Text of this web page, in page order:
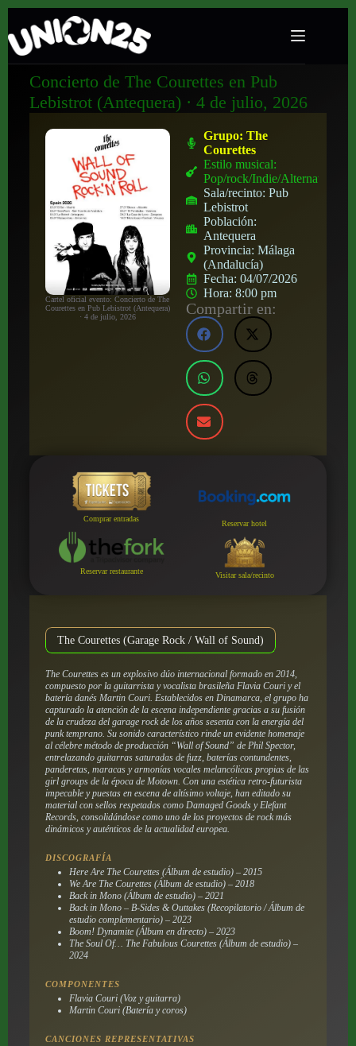
Concierto de The Courettes en Pub
Lebistrot (Antequera) · 4 de julio, 2026
Cartel oficial evento: Concierto de The
Courettes en Pub Lebistrot (Antequera)
· 4 de julio, 2026
Grupo:The
Courettes
Estilo musical:
Pop/rock/Indie/Alternativo
Sala/recinto:Pub
Lebistrot
Población:
Antequera
Provincia:Málaga
(Andalucía)
Fecha:04/07/2026
Hora:8:00 pm
Compartir en:
Comprar entradas
Reservar hotel
Reservar restaurante Visitar sala/recinto
The Courettes (Garage Rock / Wall of Sound)
The Courettes es un explosivo dúo internacional formado en 2014,
compuesto por la guitarrista y vocalista brasileña Flavia Couri y el
batería danés Martin Couri. Establecidos en Dinamarca, el grupo ha
capturado la atención de la escena independiente gracias a su fusión
de la crudeza del garage rock de los años sesenta con la energía del
punk temprano. Su sonido característico rinde un evidente homenaje
al célebre método de producción “Wall of Sound” de Phil Spector,
entrelazando guitarras saturadas de fuzz, baterías contundentes,
panderetas, maracas y armonías vocales melancólicas propias de las
girl groupsde la época de Motown. Con una estética retro-futurista
impecable y puestas en escena de altísimo voltaje, han editado su
material con sellos respetados como Damaged Goods y Elefant
Records, consolidándose como uno de los proyectos de rock más
dinámicos y auténticos de la actualidad europea.
DISCOGRAFÍA
Here Are The Courettes(Álbum de estudio) – 2015
We Are The Courettes(Álbum de estudio) – 2018
Back in Mono(Álbum de estudio) – 2021
Back in Mono – B-Sides & Outtakes(Recopilatorio / Álbum de
estudio complementario) – 2023
Boom! Dynamite(Álbum en directo) – 2023
The Soul Of… The Fabulous Courettes(Álbum de estudio) –
2024
COMPONENTES
Flavia Couri (Voz y guitarra)
Martin Couri (Batería y coros)
CANCIONES REPRESENTATIVAS